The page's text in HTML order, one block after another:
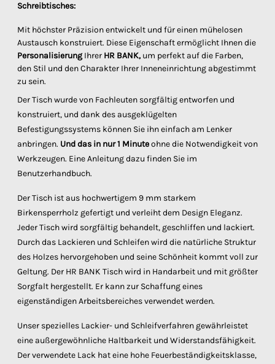
Schreibtisches:
Mit höchster Präzision entwickelt und für einen mühelosen
Austausch konstruiert. Diese Eigenschaft ermöglicht Ihnen die
Personalisierung Ihrer HR BANK, um perfekt auf die Farben,
den Stil und den Charakter Ihrer Inneneinrichtung abgestimmt
zu sein.
Der Tisch wurde von Fachleuten sorgfältig entworfen und
konstruiert, und dank des ausgeklügelten
Befestigungssystems können Sie ihn einfach am Lenker
anbringen. Und das in nur 1 Minuteohne die Notwendigkeit von
Werkzeugen. Eine Anleitung dazu finden Sie im
Benutzerhandbuch.
Der Tisch ist aus hochwertigem 9 mm starkem
Birkensperrholz gefertigt und verleiht dem Design Eleganz.
Jeder Tisch wird sorgfältig behandelt, geschliffen und lackiert.
Durch das Lackieren und Schleifen wird die natürliche Struktur
des Holzes hervorgehoben und seine Schönheit kommt voll zur
Geltung. Der HR BANK Tisch wird in Handarbeit und mit größter
Sorgfalt hergestellt. Er kann zur Schaffung eines
eigenständigen Arbeitsbereiches verwendet werden.
Unser spezielles Lackier- und Schleifverfahren gewährleistet
eine außergewöhnliche Haltbarkeit und Widerstandsfähigkeit.
Der verwendete Lack hat eine hohe Feuerbeständigkeitsklasse,